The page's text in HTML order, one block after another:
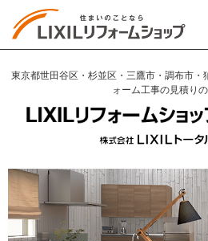
東京都世田谷区・杉並区・三鷹市・調布市・
ォーム工事の見積り